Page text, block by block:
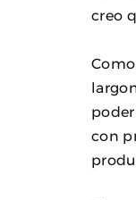
creo
con